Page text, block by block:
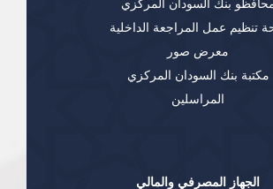
بنك السودان المركزي
تنظيم عمل المراجعة الداخلية
معرض صور
مكتبة بنك السودان المركزي
المراسلين
الجهاز المصرفي والمالي